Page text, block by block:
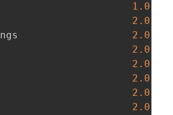
Volume 1.0
2.0
2.0
2.0
2.0
2.0
2.0
2.0